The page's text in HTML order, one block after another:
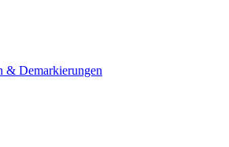
& Demarkierungen